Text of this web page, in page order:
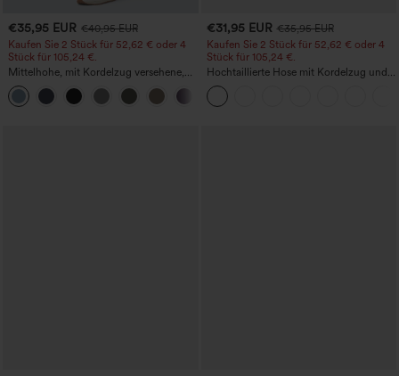
€35,95 EUR €40,95 EUR
Kaufen Sie 2 Stück für 52,62 € oder 4
Stück für 105,24 €.
Mittelhohe, mit Kordelzug versehene,
schnelltrocknende Golfhose mit schmal
zulaufendem Schnitt, abgerundetem
Saum und Taschen – UPF 40+
€31,95 EUR €35,95 EUR
Kaufen Sie 2 Stück für 52,62 € oder 4
Stück für 105,24 €.
Hochtaillierte Hose mit Kordelzug und
Taschen, weitem Bein, lässig und locker
in Leinenoptik